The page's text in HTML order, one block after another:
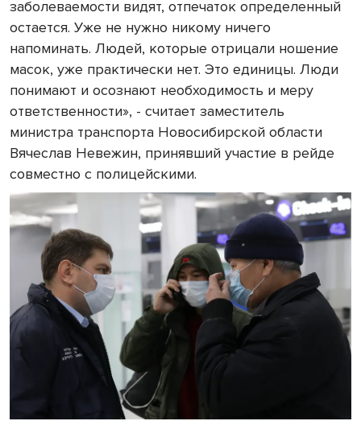
заболеваемости видят, отпечаток определенный
остается. Уже не нужно никому ничего
напоминать. Людей, которые отрицали ношение
масок, уже практически нет. Это единицы. Люди
понимают и осознают необходимость и меру
ответственности», - считает заместитель
министра транспорта Новосибирской области
Вячеслав Невежин, принявший участие в рейде
совместно с полицейскими.